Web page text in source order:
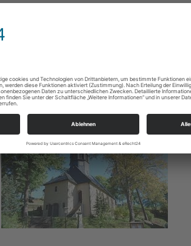
Email: kg.neuhausen@evlks.de
Öffnungszeiten:
Fr. 09.00-11.00 Uhr
Das Pfarramt befindet sich im Pfarrhaus